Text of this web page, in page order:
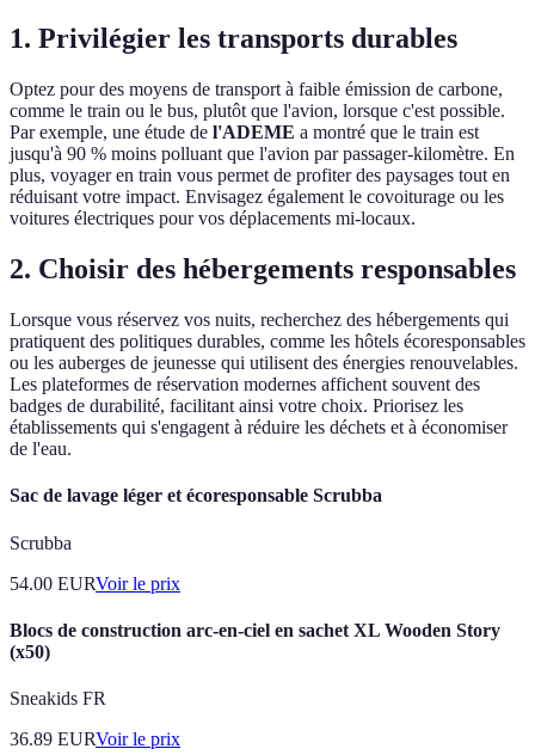
1. Privilégier les transports durables
Optez pour des moyens de transport à faible émission de carbone,
comme le train ou le bus, plutôt que l'avion, lorsque c'est possible.
Par exemple, une étude de l'ADEME a montré que le train est
jusqu'à 90 % moins polluant que l'avion par passager-kilomètre. En
plus, voyager en train vous permet de profiter des paysages tout en
réduisant votre impact. Envisagez également le covoiturage ou les
voitures électriques pour vos déplacements mi-locaux.
2. Choisir des hébergements responsables
Lorsque vous réservez vos nuits, recherchez des hébergements qui
pratiquent des politiques durables, comme les hôtels écoresponsables
ou les auberges de jeunesse qui utilisent des énergies renouvelables.
Les plateformes de réservation modernes affichent souvent des
badges de durabilité, facilitant ainsi votre choix. Priorisez les
établissements qui s'engagent à réduire les déchets et à économiser
de l'eau.
Sac de lavage léger et écoresponsable Scrubba
Scrubba
54.00 EURVoir le prix
Blocs de construction arc-en-ciel en sachet XL Wooden Story
(x50)
Sneakids FR
36.89 EURVoir le prix